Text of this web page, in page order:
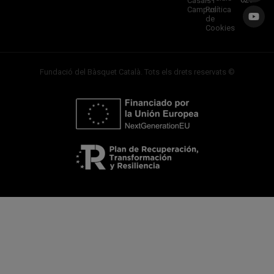
CampusPolítica
de
Cookies
Fundació del Bàsquet Català. Tots els drets reservats ©